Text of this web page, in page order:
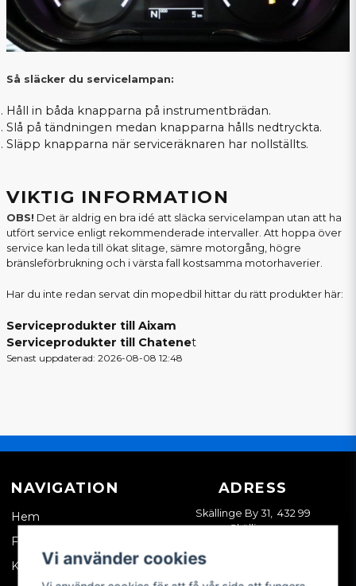
Så släcker du servicelampan:
Håll in båda knapparna på instrumentbrädan.
Slå på tändningen medan knapparna hålls nedtryckta.
Släpp knapparna när serviceräknaren har nollställts.
VIKTIG INFORMATION
OBS! Det är aldrig en bra idé att släcka servicelampan utan att ha
utfört service enligt rekommenderade intervaller. Att hoppa över
service kan leda till ökat slitage, sämre motorgång, högre
bränsleförbrukning och i värsta fall kostsamma motorhaverier.
Har du inte redan servat din mopedbil hittar du rätt produkter här:
Serviceprodukter till Aixam
Serviceprodukter till Chatenet
Senast uppdaterad: 2026-08-08 12:48
NAVIGATION
Hem
Företagskund
Kontakta oss
ADRESS
Skällinge By 31, 432 99
Skällinge
Vi använder cookies